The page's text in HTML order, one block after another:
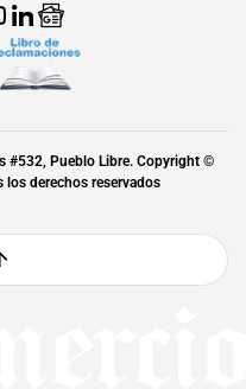
#532, Pueblo Libre. Copyright ©
los derechos reservados